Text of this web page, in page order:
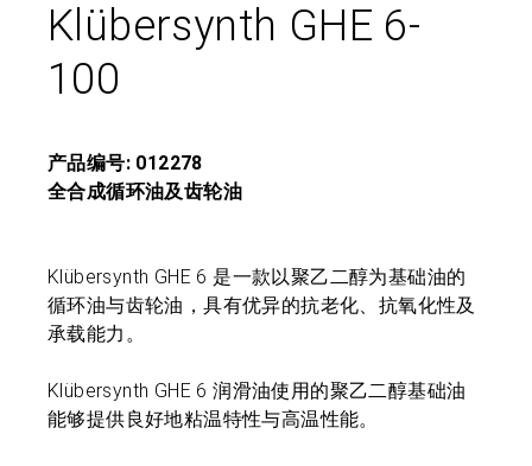
Klübersynth GHE 6-
100
产品编号: 012278
全合成循环油及齿轮油
Klübersynth GHE 6 是一款以聚乙二醇为基础油的
循环油与齿轮油，具有优异的抗老化、抗氧化性及
承载能力。
Klübersynth GHE 6 润滑油使用的聚乙二醇基础油
能够提供良好地粘温特性与高温性能。